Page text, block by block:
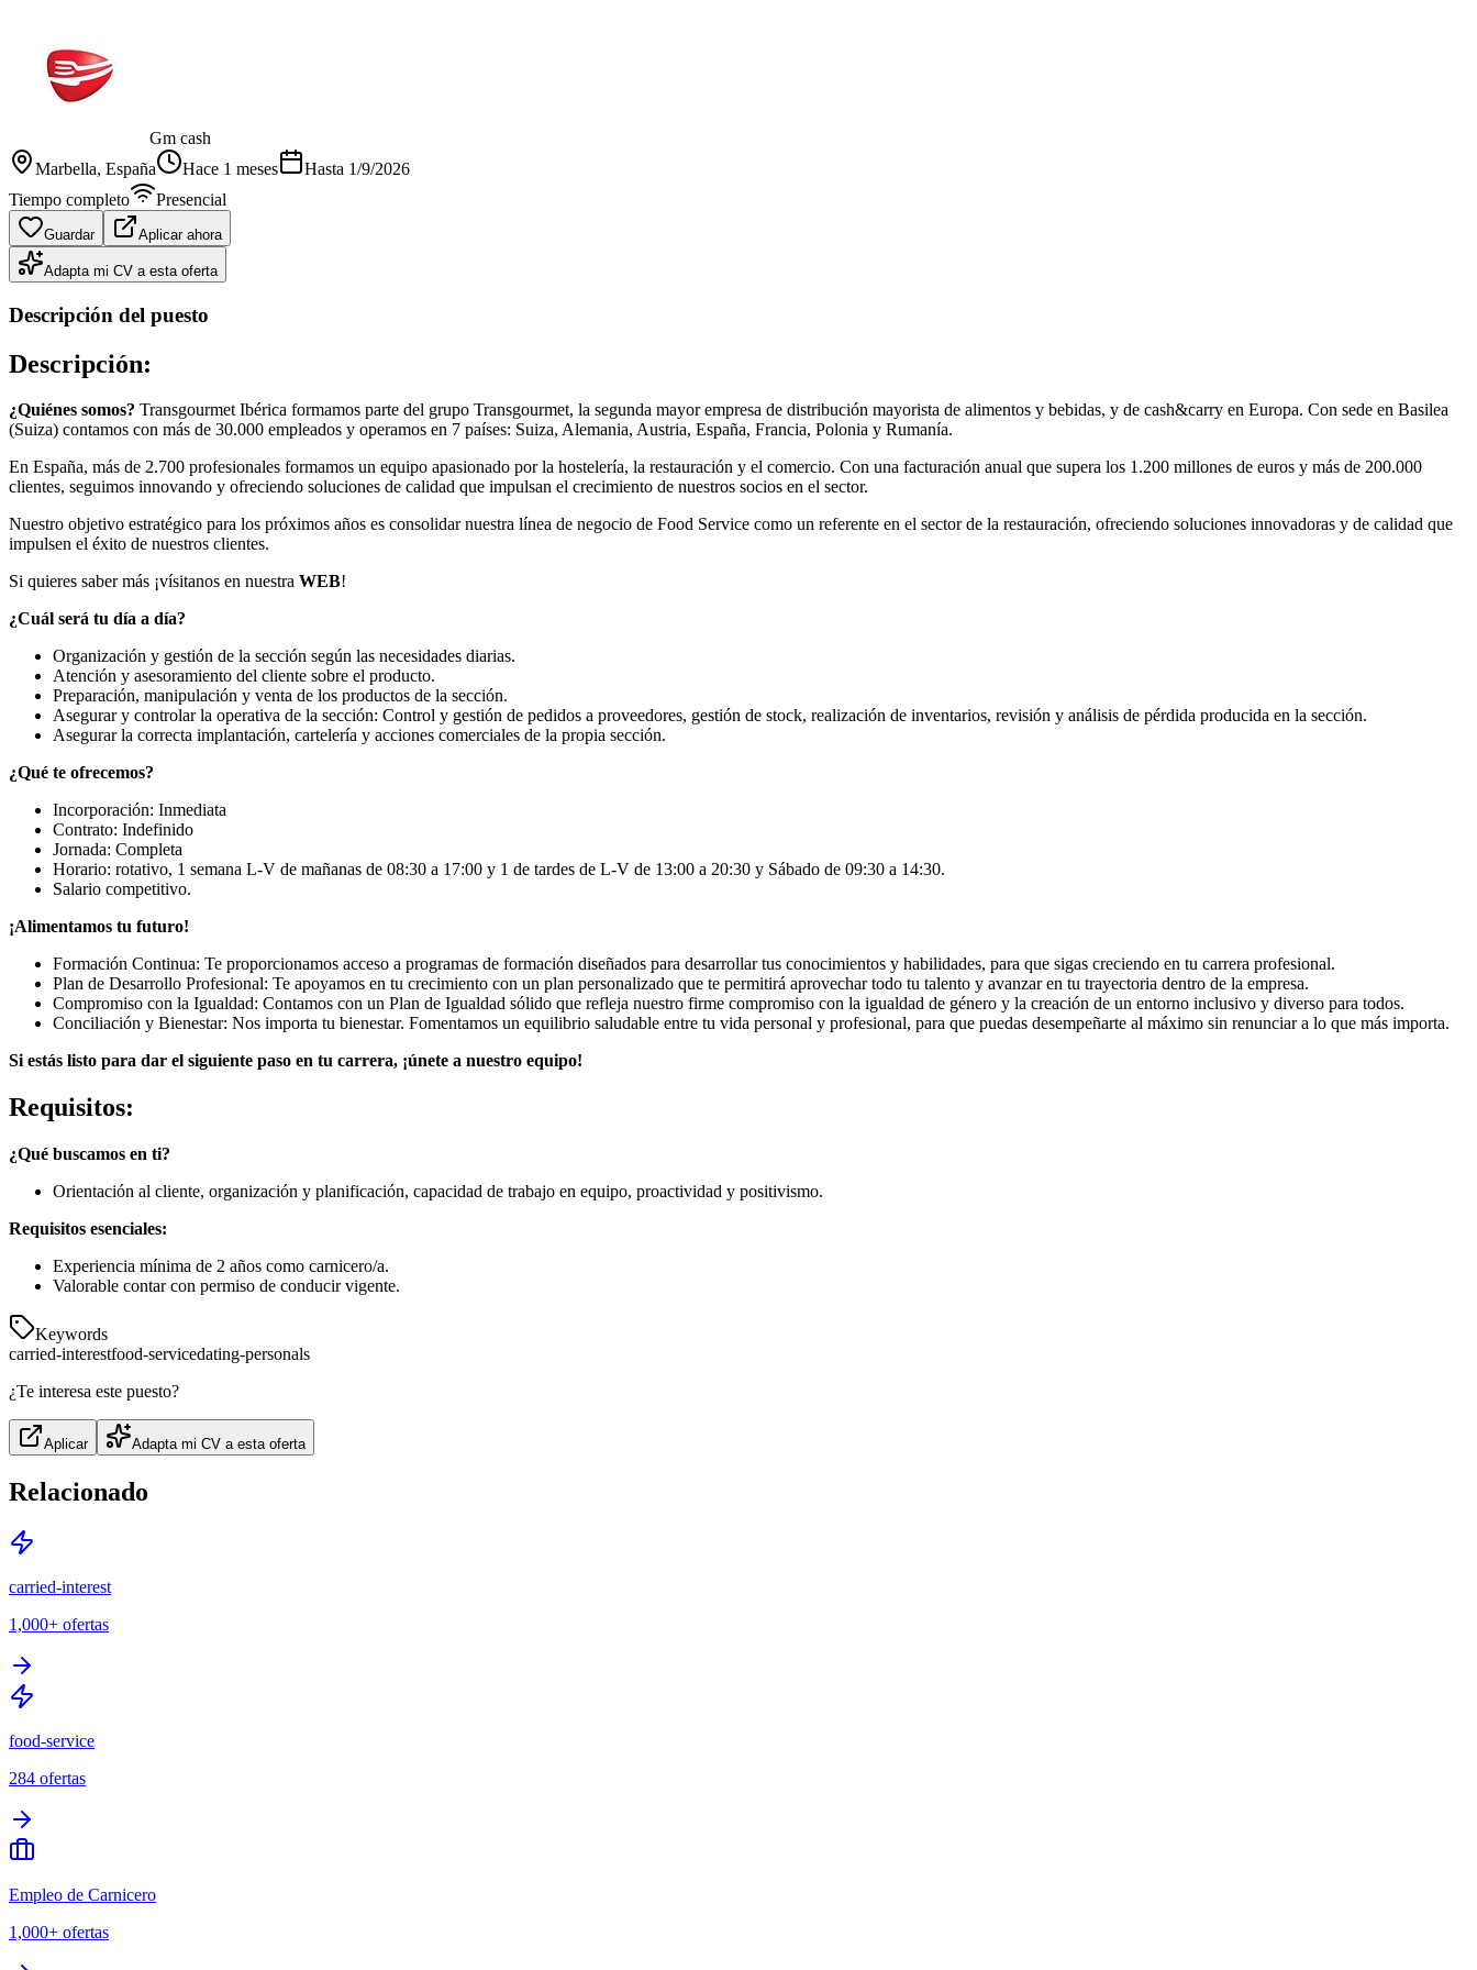
Gm cash
Marbella, España Hace 1 meses Hasta 1/9/2026
Tiempo completo
Presencial
Guardar Aplicar ahora
Adapta mi CV a esta oferta
Descripción del puesto
Descripción:
¿Quiénes somos? Transgourmet Ibérica formamos parte del grupo Transgourmet, la segunda mayor empresa de distribución mayorista de alimentos y bebidas, y de cash&carry en Europa. Con sede en Basilea
(Suiza) contamos con más de 30.000 empleados y operamos en 7 países: Suiza, Alemania, Austria, España, Francia, Polonia y Rumanía.
En España, más de 2.700 profesionales formamos un equipo apasionado por la hostelería, la restauración y el comercio. Con una facturación anual que supera los 1.200 millones de euros y más de 200.000
clientes, seguimos innovando y ofreciendo soluciones de calidad que impulsan el crecimiento de nuestros socios en el sector.
Nuestro objetivo estratégico para los próximos años es consolidar nuestra línea de negocio de Food Service como un referente en el sector de la restauración, ofreciendo soluciones innovadoras y de calidad que
impulsen el éxito de nuestros clientes.
Si quieres saber más ¡vísitanos en nuestra WEB!
¿Cuál será tu día a día?
Organización y gestión de la sección según las necesidades diarias.
Atención y asesoramiento del cliente sobre el producto.
Preparación, manipulación y venta de los productos de la sección.
Asegurar y controlar la operativa de la sección: Control y gestión de pedidos a proveedores, gestión de stock, realización de inventarios, revisión y análisis de pérdida producida en la sección.
Asegurar la correcta implantación, cartelería y acciones comerciales de la propia sección.
¿Qué te ofrecemos?
Incorporación: Inmediata
Contrato: Indefinido
Jornada: Completa
Horario: rotativo, 1 semana L-V de mañanas de 08:30 a 17:00 y 1 de tardes de L-V de 13:00 a 20:30 y Sábado de 09:30 a 14:30.
Salario competitivo.
¡Alimentamos tu futuro!
Formación Continua: Te proporcionamos acceso a programas de formación diseñados para desarrollar tus conocimientos y habilidades, para que sigas creciendo en tu carrera profesional.
Plan de Desarrollo Profesional: Te apoyamos en tu crecimiento con un plan personalizado que te permitirá aprovechar todo tu talento y avanzar en tu trayectoria dentro de la empresa.
Compromiso con la Igualdad: Contamos con un Plan de Igualdad sólido que refleja nuestro firme compromiso con la igualdad de género y la creación de un entorno inclusivo y diverso para todos.
Conciliación y Bienestar: Nos importa tu bienestar. Fomentamos un equilibrio saludable entre tu vida personal y profesional, para que puedas desempeñarte al máximo sin renunciar a lo que más importa.
Si estás listo para dar el siguiente paso en tu carrera, ¡únete a nuestro equipo!
Requisitos:
¿Qué buscamos en ti?
Orientación al cliente, organización y planificación, capacidad de trabajo en equipo, proactividad y positivismo.
Requisitos esenciales:
Experiencia mínima de 2 años como carnicero/a.
Valorable contar con permiso de conducir vigente.
Keywords
carried-interestfood-servicedating-personals
¿Te interesa este puesto?
Aplicar Adapta mi CV a esta oferta
Relacionado
carried-interest
1,000+ ofertas
food-service
284 ofertas
Empleo de Carnicero
1,000+ ofertas